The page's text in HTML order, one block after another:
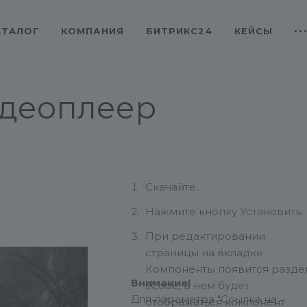
КОМПАНИЯ БИТРИКС24 КЕЙСЫ
Скачайте.
Нажмите кнопку Установить.
При редактировании
страницы на вкладке
Компоненты появится
JCode, в нем будет
отображаться компонент
Внимание!
Для параметра "Ссылка на